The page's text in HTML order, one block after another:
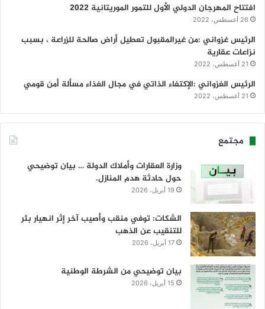
افتتاح المهرجان الدولي الأول للتمور الموريتانية 2022
26 أغسطس، 2022
الرئيس غزواني :من غيرالمقبول تعطيل أراض صالحة للزراعة ، بسبب
نزاعات عقارية
21 أغسطس، 2022
الرئيس الغزواني :الإكتفاء الذاتي في مجال الغذاء مسألة أمن قومي
21 أغسطس، 2022
مجتمع
وزارة العقارات وأملاك الدولة … بيان توضيحي
حول حادثة هدم المنازل.
19 أبريل، 2026
الشكات: توفي منقب وأصيب آخر إثر انهيار بئر
للتنقيب عن الذهب
17 أبريل، 2026
بيان توضيحي من الشرطة الوطنية
15 أبريل، 2026